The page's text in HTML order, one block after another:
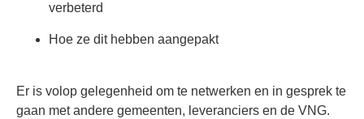
verbeterd
Hoe ze dit hebben aangepakt
Er is volop gelegenheid om te netwerken en in gesprek te
gaan met andere gemeenten, leveranciers en de VNG.